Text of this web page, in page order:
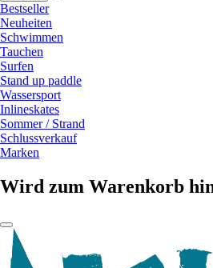
Bestseller
Neuheiten
Schwimmen
Tauchen
Surfen
Stand up paddle
Wassersport
Inlineskates
Sommer / Strand
Schlussverkauf
Marken
Wird zum Warenkorb